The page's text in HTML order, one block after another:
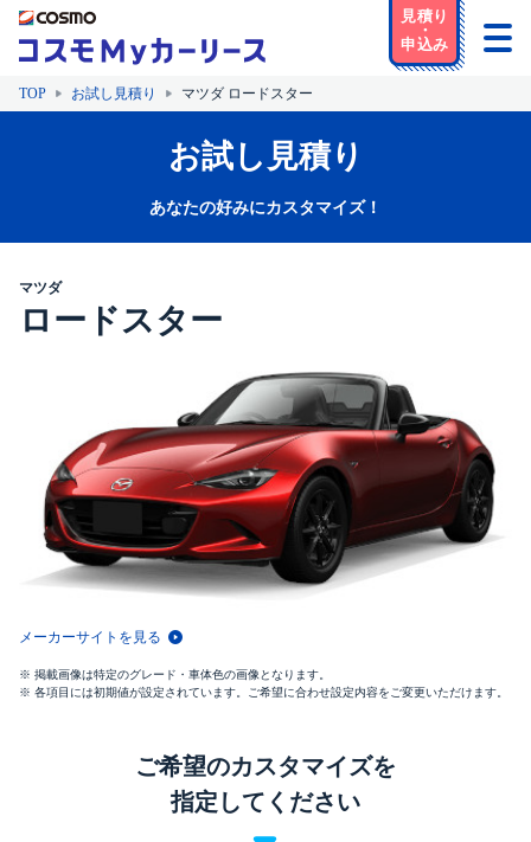
TOP お試し見積り マツダ ロードスター
お試し見積り
あなたの好みにカスタマイズ！
マツダ
ロードスター
メーカーサイトを見る
掲載画像は特定のグレード・車体色の画像となります。
各項目には初期値が設定されています。ご希望に合わせ設定内容をご変更いただけます。
ご希望のカスタマイズを
指定してください